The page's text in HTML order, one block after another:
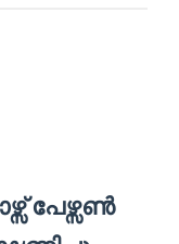
പേഴ്സൺ